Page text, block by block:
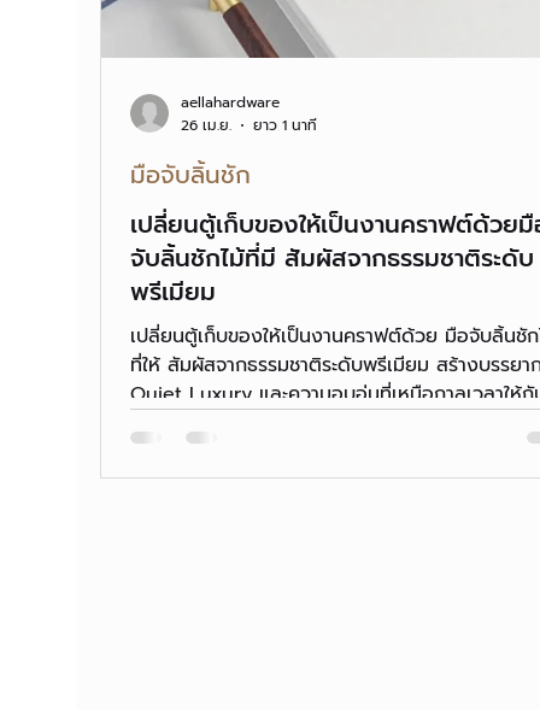
เปลี่ยนตู้เก็บของให้เป็นงานคราฟต์ด้วยมื
จับลิ้นชักไม้ที่มี สัมผัสจากธรรมชาติระดับ
พรีเมียม
เปลี่ยนตู้เก็บของให้เป็นงานคราฟต์ด้วย มือจับลิ้นชักไ
ที่ให้ สัมผัสจากธรรมชาติระดับพรีเมียม สร้างบรรยาก
Quiet Luxury และความอบอุ่นที่เหนือกาลเวลาให้กั
มือจับลิ้นชัก
aellahardware
26 เม.ย.
ยาว 1 นาที